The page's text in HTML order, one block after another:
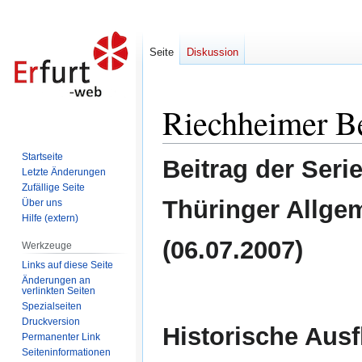
Navigation
springen
Suche
springen
Riechheimer
Beitrag der
Thüringer
(06.07.2007)
Historische
Seite Diskussion
Startseite
Letzte Änderungen
Zufällige Seite
Über uns
Hilfe (extern)
Werkzeuge
Links auf diese Seite
Änderungen an
verlinkten Seiten
Spezialseiten
Druckversion
Permanenter Link
Seiten­informationen